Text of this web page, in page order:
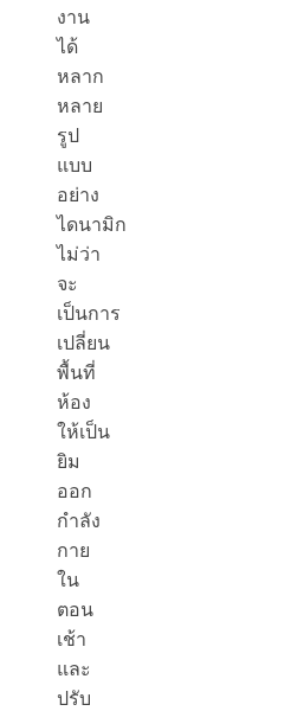
งาน
ได้
หลาก
หลาย
รูป
แบบ
อย่าง
ไดนามิก
ไม่ว่า
จะ
เป็นการ
เปลี่ยน
พื้นที่
ห้อง
ให้เป็น
ยิม
ออก
กำลัง
กาย
ใน
ตอน
เช้า
และ
ปรับ